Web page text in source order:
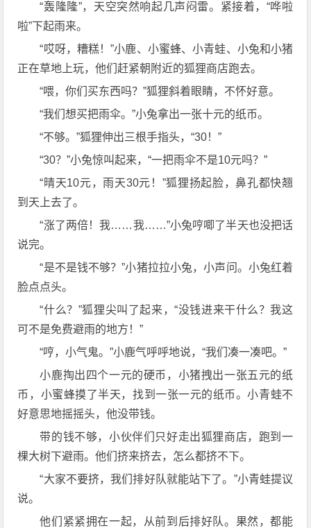
“轰隆隆”，天空突然响起几声闷雷。紧接着，“哗啦
啦”下起雨来。
“哎呀，糟糕！”小鹿、小蜜蜂、小青蛙、小兔和小猪
正在草地上玩，他们赶紧朝附近的狐狸商店跑去。
“喂，你们买东西吗？”狐狸斜着眼睛，不怀好意。
“我们想买把雨伞。”小兔拿出一张十元的纸币。
“不够。”狐狸伸出三根手指头，“30！”
“30？”小兔惊叫起来，“一把雨伞不是10元吗？”
“晴天10元，雨天30元！”狐狸扬起脸，鼻孔都快翘
到天上去了。
“涨了两倍！我……我……”小兔哼唧了半天也没把话
说完。
“是不是钱不够？”小猪拉拉小兔，小声问。小兔红着
脸点点头。
“什么？”狐狸尖叫了起来，“没钱进来干什么？我这
可不是免费避雨的地方！”
“哼，小气鬼。”小鹿气呼呼地说，“我们凑一凑吧。”
小鹿掏出四个一元的硬币，小猪拽出一张五元的纸
币，小蜜蜂摸了半天，找到一张一元的纸币。小青蛙不
好意思地摇摇头，他没带钱。
带的钱不够，小伙伴们只好走出狐狸商店，跑到一
棵大树下避雨。他们挤来挤去，怎么都挤不下。
“大家不要挤，我们排好队就能站下了。”小青蛙提议
说。
他们紧紧拥在一起，从前到后排好队。果然，都能